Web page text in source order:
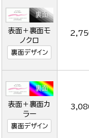
表面＋裏面モ
ノクロ
裏面デザイン
表面＋裏面カ
ラー
裏面デザイン